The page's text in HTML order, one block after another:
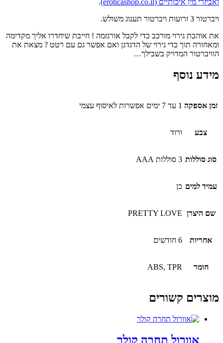
ואביזרי מין איכותיים (eroticashop.co.il)
.
ויברטור 3 זרועות ויברטור תענוג משולש.
את אוהבת גירוי מורכב כדי לקבל אורגזמה ! חייבת שיחדרו אליך מקדימה
ומאחורה תוך כדי גירוי של הדגדגן ואם אפשר גם עם רטט ? מצאת את
הוויברטור המדויק בשבילך…
מידע נוסף
זמן אספקה 1 עד 7 ימים אפשרות לאיסוף עצמי
צבע ורוד
סוג סוללות 3 סוללות AAA
עמיד למים כן
שם היצרן PRETTY LOVE
אחריות 6 חודשים
חומר ABS, TPR
מוצרים קשורים
אוורול תחרה קולר